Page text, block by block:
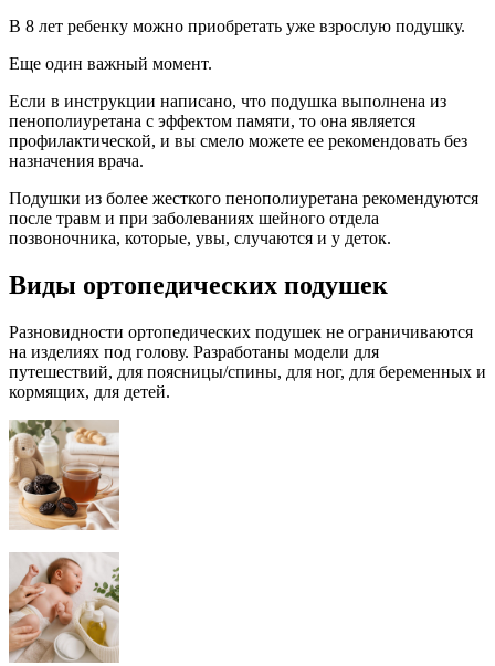
В 8 лет ребенку можно приобретать уже взрослую подушку.
Еще один важный момент.
Если в инструкции написано, что подушка выполнена из
пенополиуретана с эффектом памяти, то она является
профилактической, и вы смело можете ее рекомендовать без
назначения врача.
Подушки из более жесткого пенополиуретана рекомендуются
после травм и при заболеваниях шейного отдела
позвоночника, которые, увы, случаются и у деток.
Виды ортопедических подушек
Разновидности ортопедических подушек не ограничиваются
на изделиях под голову. Разработаны модели для
путешествий, для поясницы/спины, для ног, для беременных и
кормящих, для детей.